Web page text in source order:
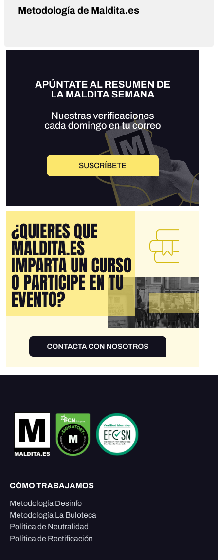
Metodología de Maldita.es
CÓMO TRABAJAMOS
Metodología Desinfo
Metodología La Buloteca
Política de Neutralidad
Política de Rectificación